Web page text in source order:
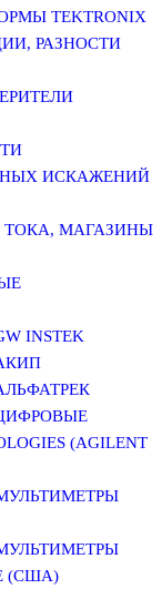
TEKTRONIX
РАЗНОСТИ
ИСКАЖЕНИЙ
МАГАЗИНЫ
INSTEK
(AGILENT
(США)